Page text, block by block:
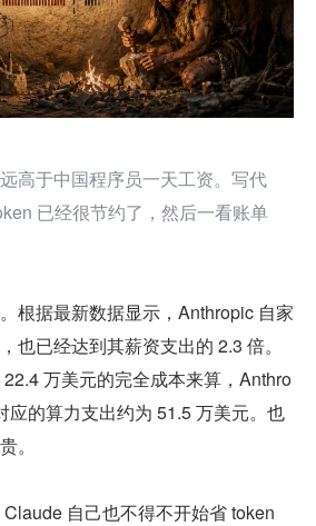
高于中国程序员一天工资。写代
已经很节约了，然后一看账单
根据最新数据显示，Anthropic 自家
也已经达到其薪资支出的 2.3 倍。
万美元的完全成本来算，Anthro
应的算力支出约为 51.5 万美元。也
。
自己也不得不开始省 token